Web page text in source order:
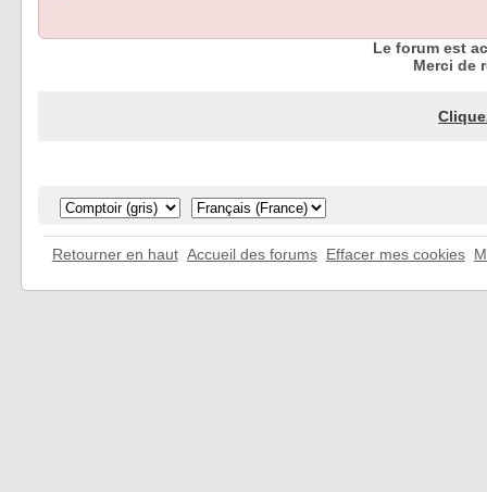
Le forum est
Merci de
Retourner en haut Accueil des forums Effacer mes cookies